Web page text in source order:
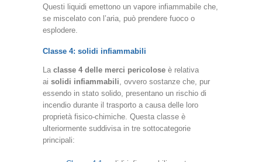
Questi liquidi emettono un vapore infiammabile che,
se miscelato con l’aria, può prendere fuoco o
esplodere.
Classe 4: solidi infiammabili
La classe 4 delle merci pericoloseè relativa
ai solidi infiammabili, ovvero sostanze che, pur
essendo in stato solido, presentano un rischio di
incendio durante il trasporto a causa delle loro
proprietà fisico-chimiche. Questa classe è
ulteriormente suddivisa in tre sottocategorie
principali: